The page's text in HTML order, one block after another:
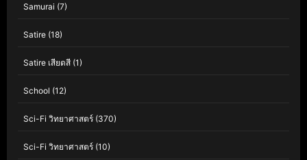
Samurai (7)
Satire (18)
Satire เสียดสี (1)
School (12)
Sci-Fi วิทยาศาสตร์ (370)
Sci-Fi วิทยาศาสตร์ (10)